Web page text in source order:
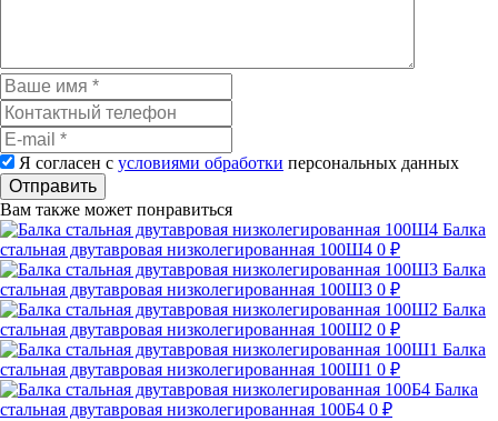
Я согласен с условиями обработки персональных данных
Отправить
Вам также может понравиться
Балка
стальная двутавровая низколегированная 100Ш4 0 ₽
Балка
стальная двутавровая низколегированная 100Ш3 0 ₽
Балка
стальная двутавровая низколегированная 100Ш2 0 ₽
Балка
стальная двутавровая низколегированная 100Ш1 0 ₽
Балка
стальная двутавровая низколегированная 100Б4 0 ₽